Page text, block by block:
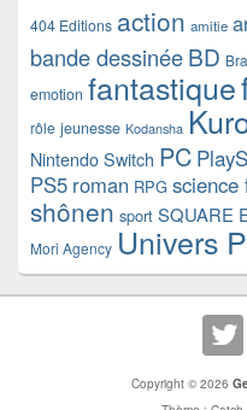
404 Editions action amitie
bande dessinéeBD
emotion fantastique
rôle jeunesse Kodansha
Nintendo Switch PC
PS5 roman RPG science
shônen sport SQUARE
Mori Agency Univers
Copyright © 2026